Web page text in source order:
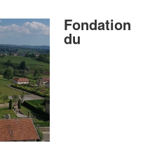
Fondation
du